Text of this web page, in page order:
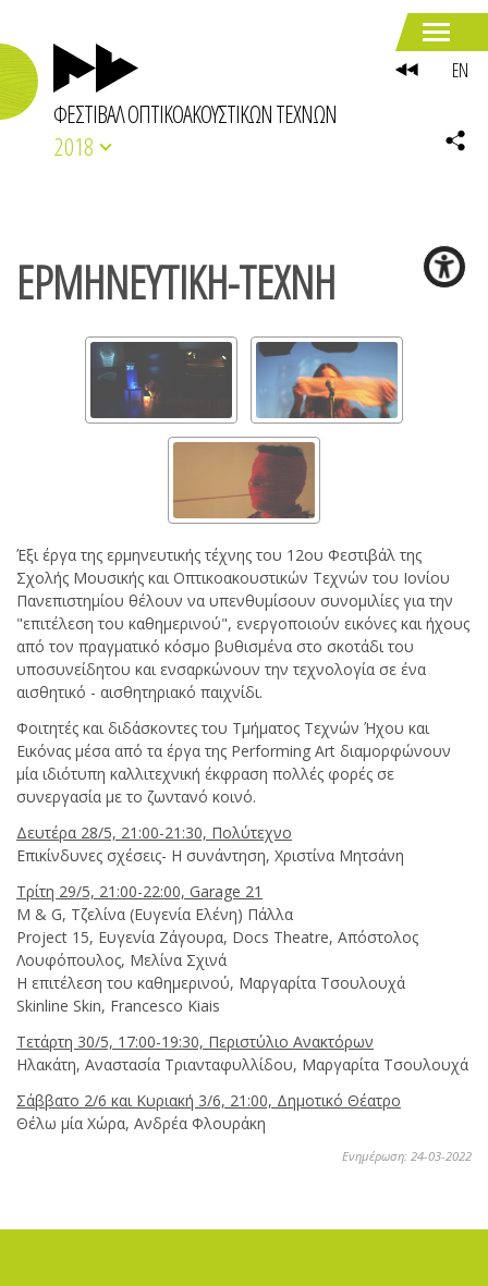
ΦΕΣΤΙΒΑΛ ΟΠΤΙΚΟΑΚΟΥΣΤΙΚΩΝ ΤΕΧΝΩΝ
2018
ΕΡΜΗΝΕΥΤΙΚΗ-ΤΕΧΝΗ
Έξι έργα της ερμηνευτικής τέχνης του 12ου Φεστιβάλ της
Σχολής Μουσικής και Οπτικοακουστικών Τεχνών του Ιονίου
Πανεπιστημίου θέλουν να υπενθυμίσουν συνομιλίες για την
"επιτέλεση του καθημερινού", ενεργοποιούν εικόνες και ήχους
από τον πραγματικό κόσμο βυθισμένα στο σκοτάδι του
υποσυνείδητου και ενσαρκώνουν την τεχνολογία σε ένα
αισθητικό - αισθητηριακό παιχνίδι.
Φοιτητές και διδάσκοντες του Τμήματος Τεχνών Ήχου και
Εικόνας μέσα από τα έργα της Performing Art διαμορφώνουν
μία ιδιότυπη καλλιτεχνική έκφραση πολλές φορές σε
συνεργασία με το ζωντανό κοινό.
Δευτέρα 28/5, 21:00-21:30, Πολύτεχνο
Επικίνδυνες σχέσεις- Η συνάντηση, Χριστίνα Μητσάνη
Τρίτη 29/5, 21:00-22:00, Garage 21
M & G, Τζελίνα (Ευγενία Ελένη) Πάλλα
Project 15, Ευγενία Ζάγουρα, Docs Theatre, Απόστολος
Λουφόπουλος, Μελίνα Σχινά
Η επιτέλεση του καθημερινού, Μαργαρίτα Τσουλουχά
Skinline Skin, Francesco Kiais
Τετάρτη 30/5, 17:00-19:30, Περιστύλιο Ανακτόρων
Hλακάτη, Αναστασία Τριανταφυλλίδου, Μαργαρίτα Τσουλουχά
Σάββατο 2/6 και Κυριακή 3/6, 21:00, Δημοτικό Θέατρο
Θέλω μία Χώρα, Ανδρέα Φλουράκη
Ενημέρωση: 24-03-2022
EN